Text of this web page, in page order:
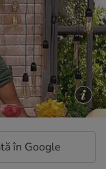
în Google